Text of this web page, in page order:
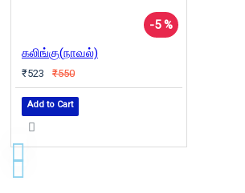
-5 %
கலிங்கு(நாவல்)
₹523 ₹550
Add to Cart